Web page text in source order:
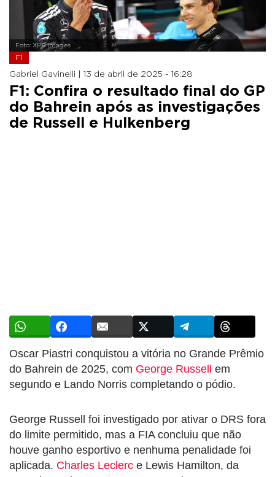
Foto: XPB Images
F1
Gabriel Gavinelli | 13 de abril de 2025 - 16:28
F1: Confira o resultado final do GP
do Bahrein após as investigações
de Russell e Hulkenberg
Oscar Piastri conquistou a vitória no Grande Prêmio
do Bahrein de 2025, com George Russell em
segundo e Lando Norris completando o pódio.
George Russell foi investigado por ativar o DRS fora
do limite permitido, mas a FIA concluiu que não
houve ganho esportivo e nenhuma penalidade foi
aplicada. Charles Leclerc e Lewis Hamilton, da